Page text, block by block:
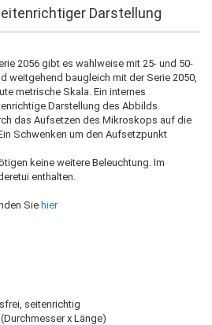
Darstellung
2056 gibt es wahlweise mit 25- und 50-
weitgehend baugleich mit der Serie 2050,
metrische Skala. Ein internes
Darstellung des Abbilds.
das Aufsetzen des Mikroskops auf die
Schwenken um den Aufsetzpunkt
keine weitere Beleuchtung. Im
enthalten.
Sie hier
seitenrichtig
x Länge)